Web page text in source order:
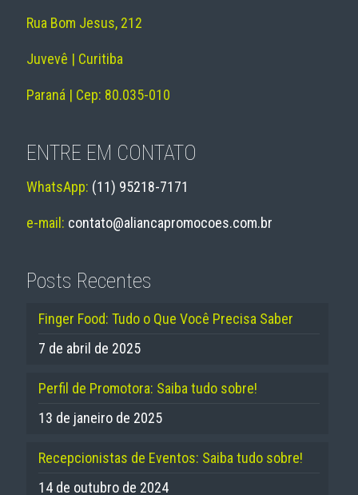
Rua Bom Jesus, 212
Juvevê | Curitiba
Paraná | Cep: 80.035-010
ENTRE EM CONTATO
WhatsApp: (11) 95218-7171
e-mail: contato@aliancapromocoes.com.br
Posts Recentes
Finger Food: Tudo o Que Você Precisa Saber
7 de abril de 2025
Perfil de Promotora: Saiba tudo sobre!
13 de janeiro de 2025
Recepcionistas de Eventos: Saiba tudo sobre!
14 de outubro de 2024